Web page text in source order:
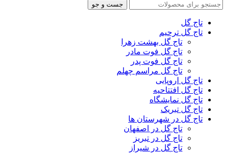
جست و جو
تاج گل
تاج گل ترحیم
تاج گل بهشت زهرا
تاج گل فوت مادر
تاج گل فوت پدر
تاج گل مراسم چهلم
تاج گل اروپایی
تاج گل افتتاحیه
تاج گل نمایشگاه
تاج گل تبریک
تاج گل در شهرستان ها
تاج گل در اصفهان
تاج گل در تبریز
تاج گل در شیراز